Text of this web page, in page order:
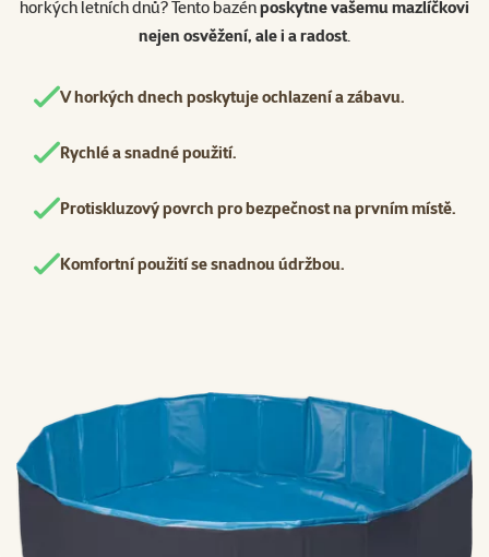
horkých letních dnů? Tento bazénposkytne vašemu mazlíčkovi
nejen osvěžení, ale i a radost.
V horkých dnech poskytuje ochlazení a zábavu.
Rychlé a snadné použití.
Protiskluzový povrch pro bezpečnost na prvním místě.
Komfortní použití se snadnou údržbou.